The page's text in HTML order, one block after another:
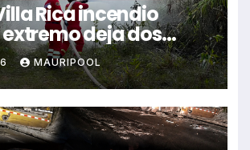
Rica incendio
deja dos
y heridos
MAURIPOOL